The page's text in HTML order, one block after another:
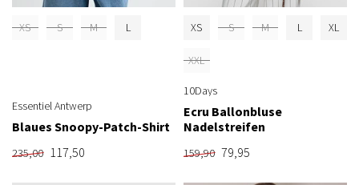
XS S M L
Essentiel Antwerp
Blaues Snoopy-Patch-Shirt
235,00 117,50
XS S M L XL
XXL
10Days
Ecru Ballonbluse
Nadelstreifen
159,90 79,95